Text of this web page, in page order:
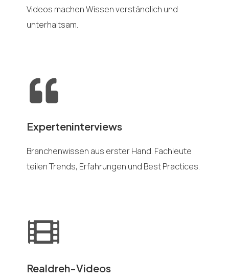
Videos machen Wissen verständlich und
unterhaltsam.
Experteninterviews
Branchenwissen aus erster Hand. Fachleute
teilen Trends, Erfahrungen und Best Practices.
Realdreh-Videos